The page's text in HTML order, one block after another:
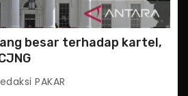
besar terhadap kartel,
PAKAR